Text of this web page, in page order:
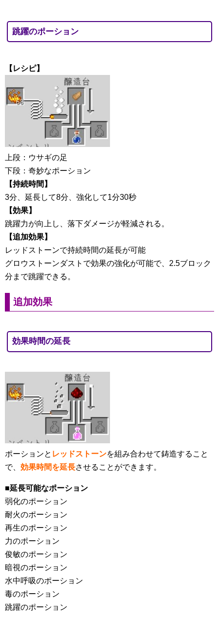
跳躍のポーション
【レシピ】
上段：ウサギの足
下段：奇妙なポーション
【持続時間】
3分、延長して8分、強化して1分30秒
【効果】
跳躍力が向上し、落下ダメージが軽減される。
【追加効果】
レッドストーンで持続時間の延長が可能
グロウストーンダストで効果の強化が可能で、2.5ブロック
分まで跳躍できる。
追加効果
効果時間の延長
ポーションと レッドストーンを組み合わせて鋳造すること
で、 効果時間を延長させることができます。
■延長可能なポーション
弱化のポーション
耐火のポーション
再生のポーション
力のポーション
俊敏のポーション
暗視のポーション
水中呼吸のポーション
毒のポーション
跳躍のポーション